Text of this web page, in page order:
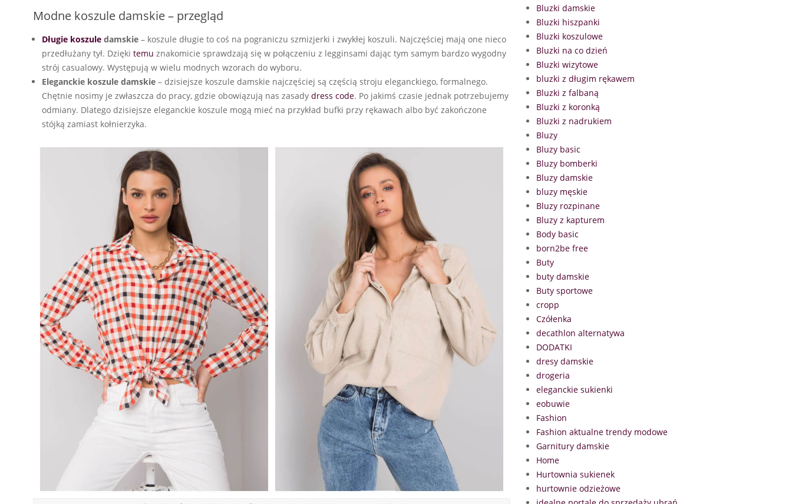
Modne koszule damskie – przegląd
Długie koszule damskie – koszule długie to coś na pograniczu szmizjerki i zwykłej koszuli. Najczęściej mają one nieco
przedłużany tył. Dzięki temu znakomicie sprawdzają się w połączeniu z legginsami dając tym samym bardzo wygodny
strój casualowy. Występują w wielu modnych wzorach do wyboru.
Eleganckie koszule damskie – dzisiejsze koszule damskie najczęściej są częścią stroju eleganckiego, formalnego.
Chętnie nosimy je zwłaszcza do pracy, gdzie obowiązują nas zasady dress code. Po jakimś czasie jednak potrzebujemy
odmiany. Dlatego dzisiejsze eleganckie koszule mogą mieć na przykład bufki przy rękawach albo być zakończone
stójką zamiast kołnierzyka.
Bluzki damskie
Bluzki hiszpanki
Bluzki koszulowe
Bluzki na co dzień
Bluzki wizytowe
bluzki z długim rękawem
Bluzki z falbaną
Bluzki z koronką
Bluzki z nadrukiem
Bluzy
Bluzy basic
Bluzy bomberki
Bluzy damskie
bluzy męskie
Bluzy rozpinane
Bluzy z kapturem
Body basic
born2be free
Buty
buty damskie
Buty sportowe
cropp
Czółenka
decathlon alternatywa
DODATKI
dresy damskie
drogeria
eleganckie sukienki
eobuwie
Fashion
Fashion aktualne trendy modowe
Garnitury damskie
Home
Hurtownia sukienek
hurtownie odzieżowe